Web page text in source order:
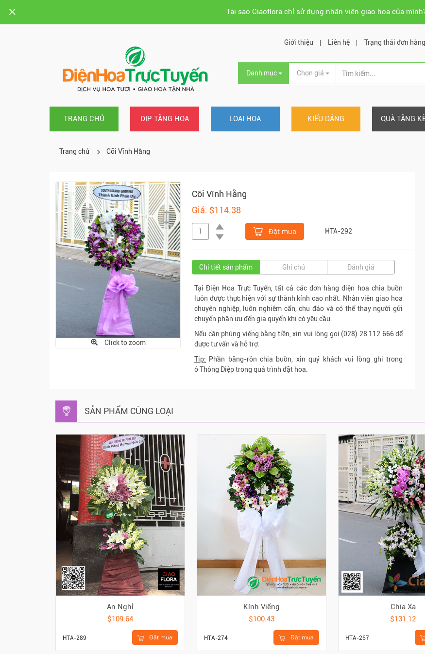
Tại sao Ciaoflora chỉ sử dụng nhân viên giao hoa của
Giới thiệu Liên hệ Trạng thái đơn hàng
Danh mục Chọn giá
TRANG CHỦ DỊP TẶNG HOA LOẠI HOA KIỂU DÁNG QUÀ TẶNG
Trang chủ Cõi Vĩnh Hằng
Click to zoom
Cõi Vĩnh Hằng
Giá: $114.38
Đặt mua HTA-292
Chi tiết sản phẩm Ghi chú Đánh giá
Tại Điện Hoa Trực Tuyến, tất cả các đơn hàng điện hoa chia buồn
luôn được thực hiện với sự thành kính cao nhất. Nhân viên giao hoa
chuyên nghiệp, luôn nghiêm cẩn, chu đáo và có thể thay người gửi
chuyển phân ưu đến gia quyến khi có yêu cầu.
Nếu cần phúng viếng bằng tiền, xin vui lòng gọi (028) 28 112 666 dể
được tư vấn và hỗ trợ.
Tip: Phần băng-rôn chia buồn, xin quý khách vui lòng ghi trong
ô Thông Điệp trong quá trình đặt hoa.
SẢN PHẨM CÙNG LOẠI
An Nghỉ
$109.64
Đặt mua
HTA-289
Kính Viếng
$100.43
Đặt mua
HTA-274
Chia Xa
$131.12
HTA-267